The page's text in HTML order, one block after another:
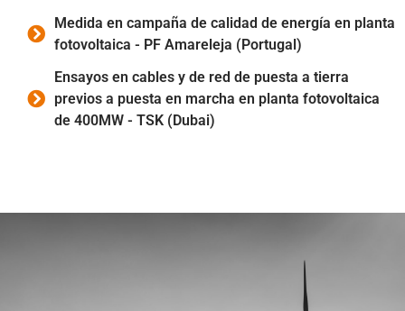
Medida en campaña de calidad de energía en planta
fotovoltaica - PF Amareleja (Portugal)
Ensayos en cables y de red de puesta a tierra
previos a puesta en marcha en planta fotovoltaica
de 400MW - TSK (Dubai)